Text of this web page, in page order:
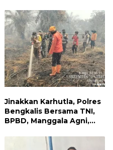
Samarinda
Jinakkan Karhutla, Polres
Bengkalis Bersama TNI,
BPBD, Manggala Agni,
Berjibaku di Siak Kecil